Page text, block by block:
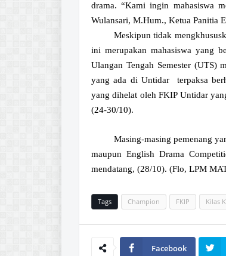
drama. “Kami ingin mahasiswa
Wulansari, M.Hum., Ketua Panitia
Meskipun tidak
ini merupakan mahasiswa yang
Ulangan Tengah Semester (UTS)
yang ada di Untidar terpaksa
yang dihelat oleh FKIP Untidar
(24-30/10).
Masing-masing pemenang
maupun English Drama
mendatang, (28/10). (Flo, LPM
Tags Champion FKIP Kilas
Facebook